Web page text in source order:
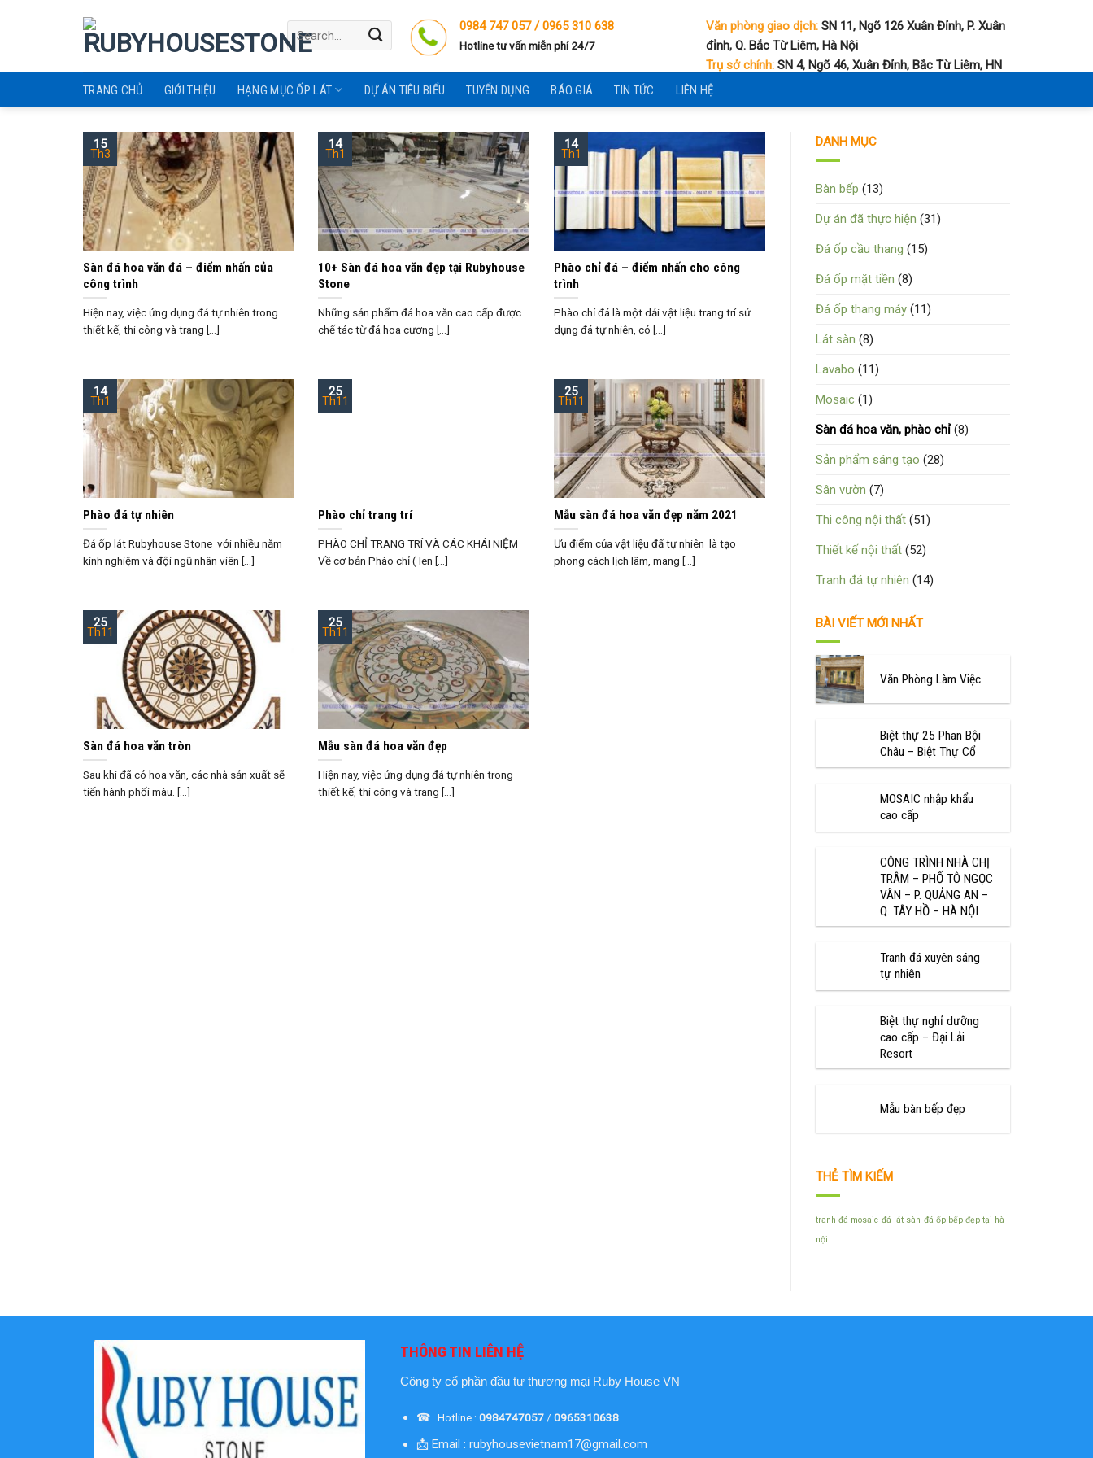
0984 747 057 /0965 310 638
Hotline tư vấn miễn phí 24/7
Văn phòng giao dịch:SN 11, Ngõ 126 Xuân Đỉnh, P. Xuân
đỉnh, Q. Bắc Từ Liêm, Hà Nội
Trụ sở chính: SN 4, Ngõ 46, Xuân Đỉnh, Bắc Từ Liêm, HN
TRANG CHỦ
GIỚI THIỆU HẠNG MỤC ỐP LÁT DỰ ÁN TIÊU BIỂU TUYỂN DỤNG BÁO GIÁ TIN TỨC LIÊN HỆ
Sàn đá hoa văn đá – điểm nhấn của
công trình
Hiện nay, việc ứng dụng đá tự nhiên trong
thiết kế, thi công và trang [...]
15
Th3
10+ Sàn đá hoa văn đẹp tại Rubyhouse
Stone
Những sản phẩm đá hoa văn cao cấp được
chế tác từ đá hoa cương [...]
14
Th1
Phào chỉ đá – điểm nhấn cho công
trình
Phào chỉ đá là một dải vật liệu trang trí sử
dụng đá tự nhiên, có [...]
14
Th1
Phào đá tự nhiên
Đá ốp lát Rubyhouse Stone với nhiều năm
kinh nghiệm và đội ngũ nhân viên [...]
14
Th1
Phào chỉ trang trí
PHÀO CHỈ TRANG TRÍ VÀ CÁC KHÁI NIỆM
Về cơ bản Phào chỉ ( len [...]
25
Th11
Mẫu sàn đá hoa văn đẹp năm 2021
Ưu điểm của vật liệu đấ tự nhiên là tạo
phong cách lịch lãm, mang [...]
25
Th11
Sàn đá hoa văn tròn
Sau khi đã có hoa văn, các nhà sản xuất sẽ
tiến hành phối màu. [...]
25
Th11
Mẫu sàn đá hoa văn đẹp
Hiện nay, việc ứng dụng đá tự nhiên trong
thiết kế, thi công và trang [...]
25
Th11
DANH MỤC
Bàn bếp (13)
Dự án đã thực hiện (31)
Đá ốp cầu thang (15)
Đá ốp mặt tiền (8)
Đá ốp thang máy (11)
Lát sàn (8)
Lavabo (11)
Mosaic (1)
Sàn đá hoa văn, phào chỉ (8)
Sản phẩm sáng tạo (28)
Sân vườn (7)
Thi công nội thất (51)
Thiết kế nội thất (52)
Tranh đá tự nhiên (14)
BÀI VIẾT MỚI NHẤT
Văn Phòng Làm Việc
Biệt thự 25 Phan Bội
Châu – Biệt Thự Cổ
MOSAIC nhập khẩu
cao cấp
CÔNG TRÌNH NHÀ CHỊ
TRÂM – PHỐ TÔ NGỌC
VÂN – P. QUẢNG AN –
Q. TÂY HỒ – HÀ NỘI
Tranh đá xuyên sáng
tự nhiên
Biệt thự nghỉ dưỡng
cao cấp – Đại Lải
Resort
Mẫu bàn bếp đẹp
THẺ TÌM KIẾM
tranh đá mosaic đá lát sàn đá ốp bếp đẹp tại hà
nội
THÔNG TIN LIÊN HỆ
Công ty cổ phần đầu tư thương mại Ruby House VN
☎ Hotline : 0984747057 / 0965310638
📩 Email : rubyhousevietnam17@gmail.com